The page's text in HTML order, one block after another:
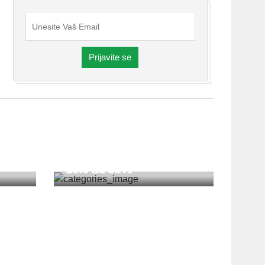
Prijavite se
Leto na Savi